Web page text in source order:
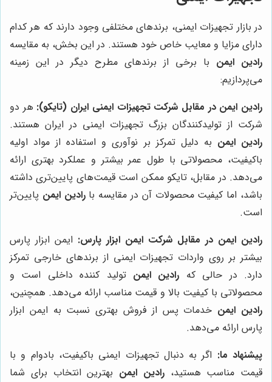
در بازار تجهیزات ایمنی، برندهای مختلفی وجود دارند که هر کدام
دارای مزایا و معایب خاص خود هستند. در این بخش، به مقایسه
رادین ایمن با برخی از برندهای مطرح دیگر در این زمینه
می‌پردازیم:
رادین ایمن در مقابل شرکت تجهیزات ایمنی ایران (تایکو): هر دو
شرکت از تولیدکنندگان بزرگ تجهیزات ایمنی در ایران هستند.
رادین ایمن به دلیل تمرکز بر نوآوری و استفاده از مواد اولیه
باکیفیت، محصولاتی با طول عمر بیشتر و عملکرد بهتری ارائه
می‌دهد. در مقابل، تایکو ممکن است قیمت‌های پایین‌تری داشته
باشد، اما کیفیت محصولات آن در مقایسه بارادین ایمن پایین‌تر
است.
رادین ایمن در مقابل شرکت ایمن ابزار پارس: ایمن ابزار پارس
بیشتر بر روی واردات تجهیزات ایمنی از برندهای خارجی تمرکز
دارد. در حالی که رادین ایمن تولید کننده داخلی است و
محصولاتی با کیفیت بالا و قیمت مناسب ارائه می‌دهد. همچنین،
رادین ایمن خدمات پس از فروش بهتری نسبت به ایمن ابزار
پارس ارائه می‌دهد.
پیشنهاد ما: اگر به دنبال تجهیزات ایمنی باکیفیت، بادوام و با
قیمت مناسب هستید،رادین ایمن بهترین انتخاب برای شما